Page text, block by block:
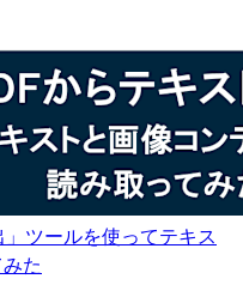
ツールを使ってテキス
た